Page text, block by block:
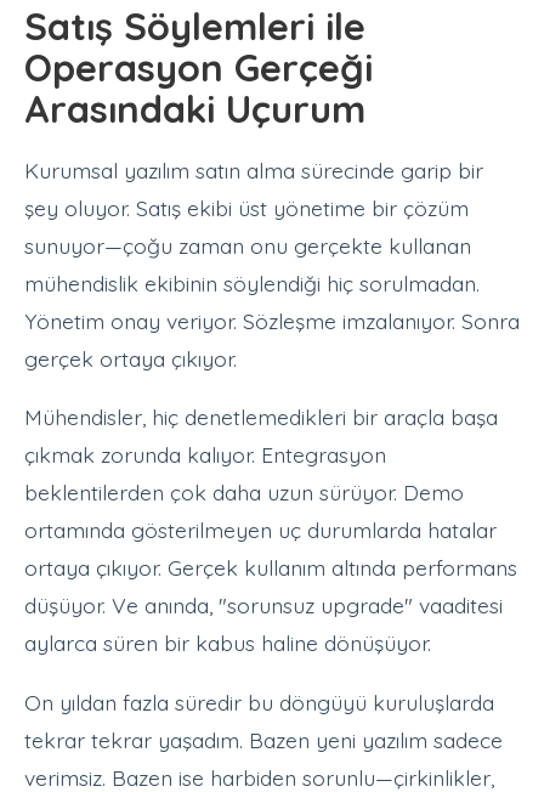
Satış Söylemleri ile
Operasyon Gerçeği
Arasındaki Uçurum
Kurumsal yazılım satın alma sürecinde garip bir
şey oluyor. Satış ekibi üst yönetime bir çözüm
sunuyor—çoğu zaman onu gerçekte kullanan
mühendislik ekibinin söylendiği hiç sorulmadan.
Yönetim onay veriyor. Sözleşme imzalanıyor. Sonra
gerçek ortaya çıkıyor.
Mühendisler, hiç denetlemedikleri bir araçla başa
çıkmak zorunda kalıyor. Entegrasyon
beklentilerden çok daha uzun sürüyor. Demo
ortamında gösterilmeyen uç durumlarda hatalar
ortaya çıkıyor. Gerçek kullanım altında performans
düşüyor. Ve anında, "sorunsuz upgrade" vaaditesi
aylarca süren bir kabus haline dönüşüyor.
On yıldan fazla süredir bu döngüyü kuruluşlarda
tekrar tekrar yaşadım. Bazen yeni yazılım sadece
verimsiz. Bazen ise harbiden sorunlu—çirkinlikler,